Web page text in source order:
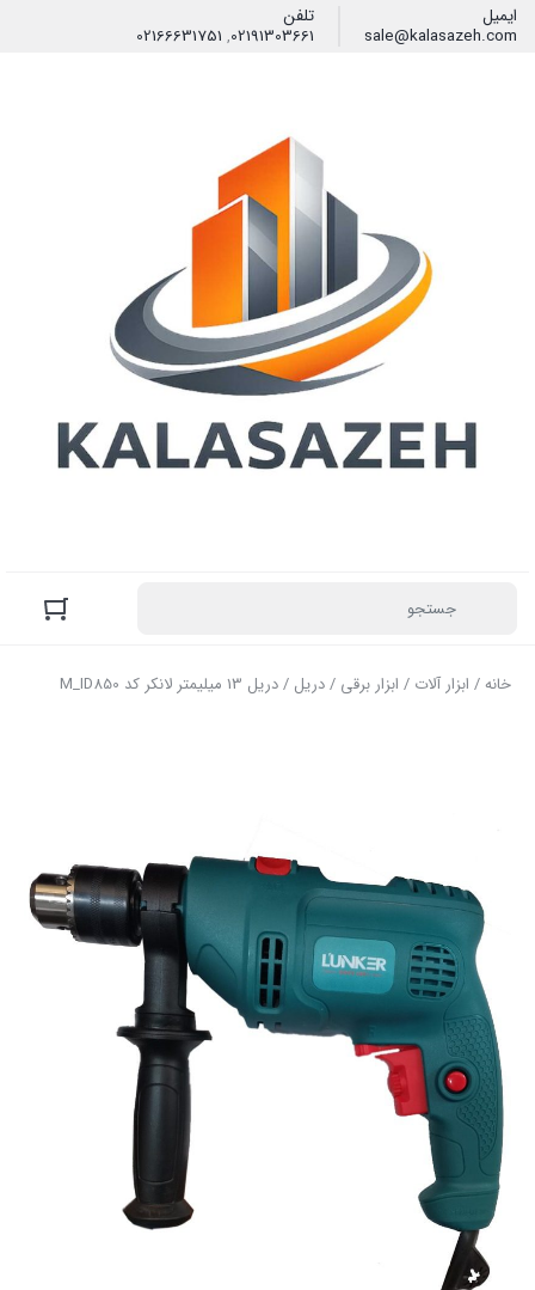
ایمیل
sale@kalasazeh.com
تلفن
02191303661
,
02166631751
خانه/ ابزار آلات / ابزار برقی /دریل / دریل 13 میلیمتر لانکر کد M_ID850